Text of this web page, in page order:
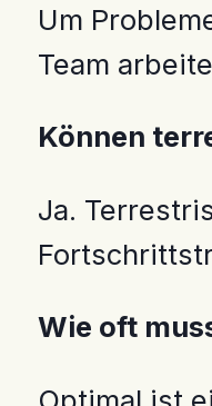
Um
Team
Können
Ja.
Wie oft